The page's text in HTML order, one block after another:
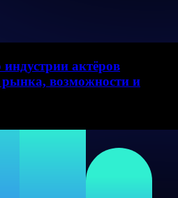
актёров
возможности и